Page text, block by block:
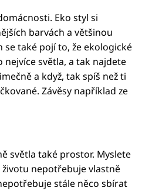
Eko styl si
barvách a většinou
se také pojí to, že ekologické
světla, a tak najdete
a když, tak spíš než ti
Závěsy například ze
světla také prostor. Myslete
životu nepotřebuje vlastně
stále něco sbírat